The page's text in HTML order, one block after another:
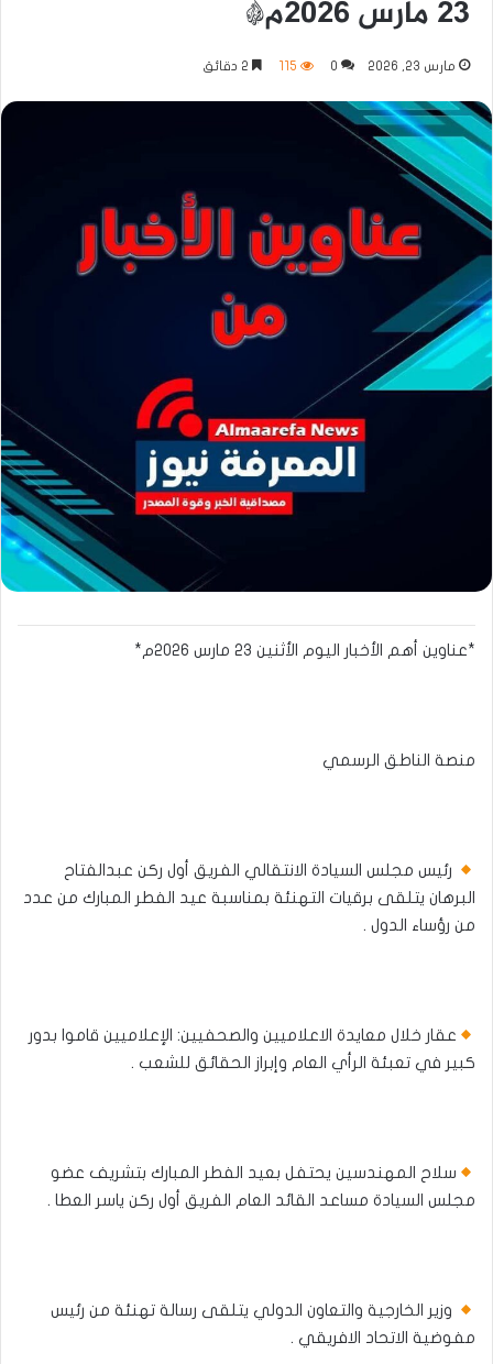
٢٣ مارس ٢٠٢٦م*
مارس 23, 2026 0
115
*عناوين أهم الأخبار اليوم الأثنين ٢٣ مارس ٢٠٢٦م*
منصة الناطق الرسمي​​
رئيس مجلس السيادة الانتقالي الفريق أول ركن عبدالفتاح
البرهان يتلقى برقيات التهنئة بمناسبة عيد الفطر المبارك من عدد
من رؤساء الدول .
عقار خلال معايدة الاعلاميين والصحفيين: الإعلاميين قاموا بدور
كبير في تعبئة الرأي العام وإبراز الحقائق للشعب .
سلاح المهندسين يحتفل بعيد الفطر المبارك بتشريف عضو
مجلس السيادة مساعد القائد العام الفريق أول ركن ياسر العطا .
وزير الخارجية والتعاون الدولي يتلقى رسالة تهنئة من رئيس
مفوضية الاتحاد الافريقي .